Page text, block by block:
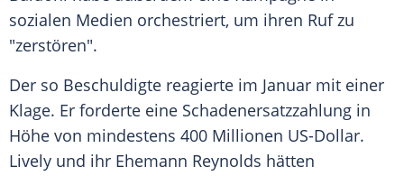
sozialen Medien orchestriert, um ihren Ruf zu
"zerstören".
Der so Beschuldigte reagierte im Januar mit einer
Klage. Er forderte eine Schadenersatzzahlung in
Höhe von mindestens 400 Millionen US-Dollar.
Lively und ihr Ehemann Reynolds hätten